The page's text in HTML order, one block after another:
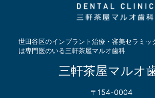
世田谷区のインプラント治療・審美セラミッ
は専門医のいる三軒茶屋マルオ歯科
三軒茶屋マルオ
〒154-0004